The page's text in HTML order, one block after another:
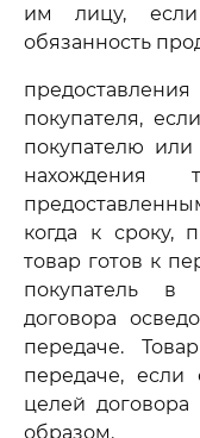
им лицу, если
обязанность
покупателя,
покупателю
нахождения
когда к сроку,
товар готов к
покупатель в
договора
передаче.
передаче,
целей
образом.